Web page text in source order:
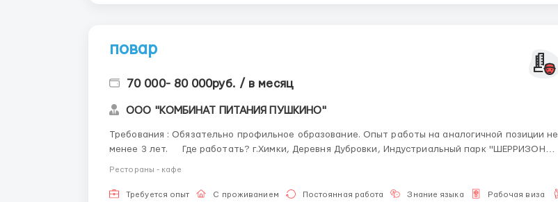
повар
70 000- 80 000руб. / в месяц
ООО "КОМБИНАТ ПИТАНИЯ ПУШКИНО"
Требования : Обязательно профильное образование. Опыт работы на аналогичной позиции не
менее 3 лет. Где работать? г.Химки, Деревня Дубровки, Индустриальный парк "ШЕРРИЗОН
Рестораны - кафе
Требуется опыт С проживанием Постоянная работа Знание языка Рабочая виза